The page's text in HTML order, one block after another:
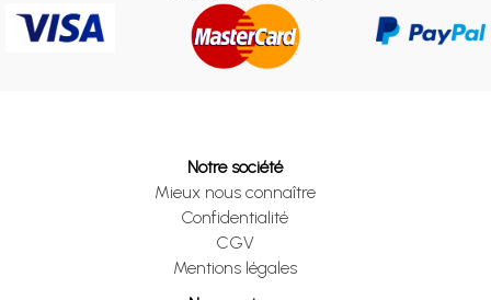
Notre société
Mieux nous connaître
Confidentialité
CGV
Mentions légales